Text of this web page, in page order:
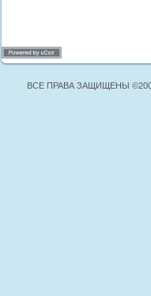
ВСЕ ПРАВА ЗАЩИЩЕНЫ